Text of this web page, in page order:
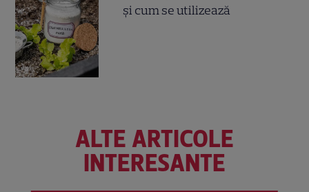
și cum se utilizează
ALTE ARTICOLE
INTERESANTE